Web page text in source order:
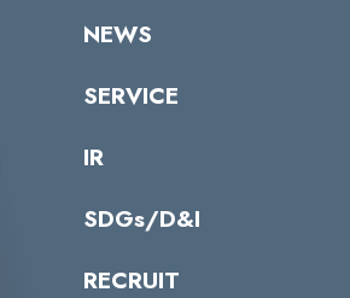
トップメッセージ
ミッション／ビジョン
パートナー企業一覧
NEWS
サイバーニュース
SERVICE
カテゴリー別サービス一覧
IR
IRカレンダー
IRライブラリー
SDGs/D&I
当グループのマテリアリティ
RECRUIT